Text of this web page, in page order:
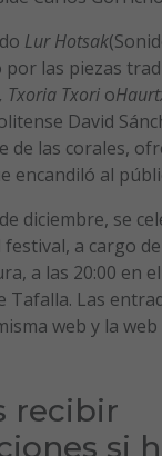
Lur Hotsak
las piezas
Txoria Txori o
David
de las corales,
encandiló al
diciembre, se
festival, a cargo
a las 20:00 en
Tafalla. Las
web y la web
recibir
si